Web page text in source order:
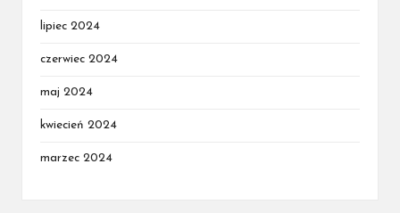
lipiec 2024
czerwiec 2024
maj 2024
kwiecień 2024
marzec 2024